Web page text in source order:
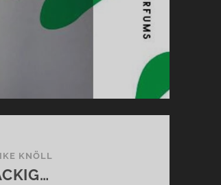
KNÖLL